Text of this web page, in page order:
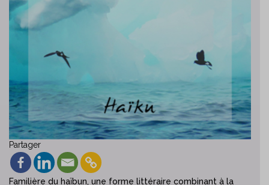
Partager
Familière du haïbun, une forme littéraire combinant à la